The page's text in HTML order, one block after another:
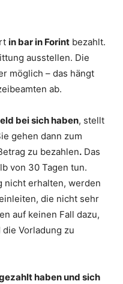
in bar in Forint bezahlt.
ausstellen. Die
möglich – das hängt
ab.
bei sich haben, stellt
gehen dann zum
zu bezahlen. Das
von 30 Tagen tun.
nicht erhalten, werden
die nicht sehr
auf keinen Fall dazu,
Vorladung zu
haben und sich